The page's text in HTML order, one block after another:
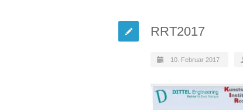
RRT2017
10. Februar 2017